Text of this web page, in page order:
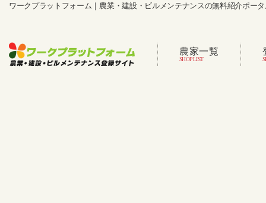
ワークプラットフォーム｜農業・建設・ビルメンテナンスの無料紹介ポー
農家一覧